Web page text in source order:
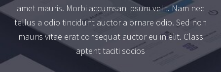
amet mauris. Morbi accumsan ipsum velit. Nam nec
tellus a odio tincidunt auctor a ornare odio. Sed non
mauris vitae erat consequat auctor eu in elit. Class
aptent taciti socios